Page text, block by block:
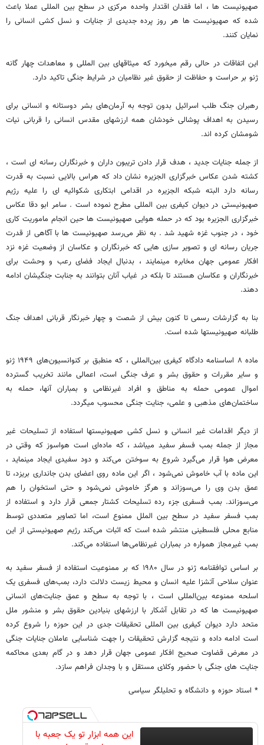
صهیونیست ها ، اما فقدان اقتدار واحده مرکزی در سطح بین المللی عملا باعث
شده که صهیونیست ها هر روز پرده جدیدی از جنایات و نسل کشی انسانی را
نمایان کنند.
این اتفاقات در حالی رقم میخورد که میثاقهای بین المللی و معاهدات چهار گانه
ژنو بر حراست و حفاظت از حقوق غیر نظامیان در شرایط جنگی تاکید دارد.
رهبران جنگ طلب اسرائیل بدون توجه به آرمان‌های بشر دوستانه و انسانی برای
رسیدن به اهداف پوشالی خودشان همه ارزشهای مقدس انسانی را قربانی نیات
شومشان کرده اند.
از جمله جنایات جدید ، هدف قرار دادن تریبون داران و خبرنگاران رسانه ای است ،
کشته شدن عکاس خبرگزاری الجزیره نشان داد که هراس بالایی نسبت به قدرت
رسانه دارد البته شبکه الجزیره در اقدامی ابتکاری شکوائیه ای را علیه رژیم
صهیونیستی در دیوان کیفری بین المللی مطرح نموده است . سامر ابو دقا عکاس
خبرگزاری الجزیره بود که در حمله هوایی صهیونیست ها حین انجام ماموریت کاری
خود ، در جنوب غزه شهید شد . به نظر می‌رسد صهیونیست ها با آگاهی از قدرت
جریان رسانه ای و تصویر سازی هایی که خبرنگاران و عکاسان از وضعیت غزه نزد
افکار عمومی جهان مخابره مینمایند ، بدنبال ایجاد فضای رعب و وحشت برای
خبرنگاران و عکاسان هستند تا بلکه در غیاب آنان بتوانند به جنابت جنگیشان ادامه
دهند.
بنا به گزارشات رسمی تا کنون بیش از شصت و چهار خبرنگار قربانی اهداف جنگ
طلبانه صهیونیستها شده است.
ماده ۸ اساسنامه دادگاه کیفری بین‌المللی ، که منطبق بر کنوانسیون‌های ۱۹۴۹ ژنو
و سایر مقررات و حقوق بشر و عرف جنگی است، اعمالی مانند تخریب گسترده
اموال عمومی حمله به مناطق و افراد غیرنظامی و بمباران آنها، حمله به
ساختمان‌های مذهبی و علمی، جنایت جنگی محسوب میگردد.
از دیگر اقدامات غیر انسانی و نسل کشی صهیونیستها استفاده از تسلیحات غیر
مجاز از جمله بمب فسفر سفید میباشد ، که ماده‌ای است هواسوز که وقتی در
معرض هوا قرار می‌گیرد شروع به سوختن می‌کند و دود سفیدی ایجاد مینماید ،
این ماده با آب خاموش نمی‌شود ، اگر این ماده روی اعضای بدن جانداری بریزد، تا
عمق بدن وی را می‌سوزاند و هرگز خاموش نمی‌شود و حتی استخوان را هم
می‌سوزاند. بمب فسفری جزء رده تسلیحات کشتار جمعی قرار دارد و استفاده از
بمب فسفر سفید در سطح بین الملل ممنوع است، اما تصاویر متعددی توسط
منابع محلی فلسطینی منتشر شده است که اثبات می‌کند رژیم صهیونیستی از این
بمب غیرمجاز همواره در بمباران غیرنظامی‌ها استفاده می‌کند.
بر اساس توافقنامه ژنو در سال ۱۹۸۰ که بر ممنوعیت استفاده از فسفر سفید به
عنوان سلاحی آتشزا علیه انسان و محیط زیست دلالت دارد، بمب‌های فسفری یک
اسلحه ممنوعه بین‌المللی است ، با توجه به سطح و عمق جنایت‌های انسانی
صهیونیست ها که در تقابل آشکار با ارزشهای بنیادین حقوق بشر و منشور ملل
متحد دارد دیوان کیفری بین المللی تحقیقات جدی در این حوزه را شروع کرده
است ادامه داده و نتیجه گزارش تحقیقات را جهت شناسایی عاملان جنایات جنگی
در معرض قضاوت صحیح افکار عمومی جهان قرار دهد و در گام بعدی محاکمه
جنایت های جنگی با حضور وکلای مستقل و با وجدان فراهم سازد.
* استاد حوزه و دانشگاه و تحلیلگر سیاسی
این همه ابزار تو یک جعبه با